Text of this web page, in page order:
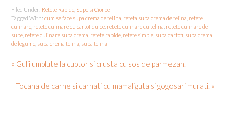
Filed Under: Retete Rapide Supe si Ciorbe
Tagged With:cum se face supa crema de telina reteta supa crema de telina retete
culinare retete culinare cu cartof dulce retete culinare cu telina retete culinare de
supe retete culinare supa crema retete rapide retete simple supa cartofi supa crema
de legume supa crema telina supa telina
« Gulii umplute la cuptor si crusta cu sos de parmezan.
Tocana de carne si carnati cu mamaliguta si gogosari murati. »